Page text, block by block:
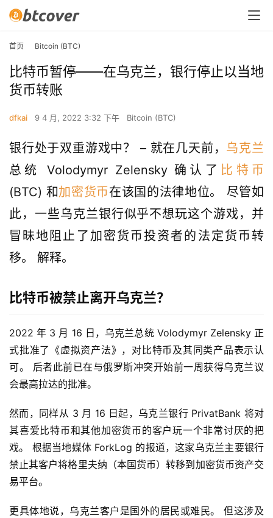
首页 Bitcoin (BTC)
比特币暂停——在乌克兰，银行停止以当地
货币转账
dfkai 9 4 月, 2022 3:32 下午 Bitcoin (BTC)
银行处于双重游戏中？ – 就在几天前， 乌克兰
总统 Volodymyr Zelensky 确认了 比特币
(BTC) 和加密货币在该国的法律地位。 尽管如
此，一些乌克兰银行似乎不想玩这个游戏，并
冒昧地阻止了加密货币投资者的法定货币转
移。 解释。
比特币被禁止离开乌克兰？
2022 年 3 月 16 日，乌克兰总统 Volodymyr Zelensky 正
式批准了《虚拟资产法》，对比特币及其同类产品表示认
可。 后者此前已在与俄罗斯冲突开始前一周获得乌克兰议
会最高拉达的批准。
然而，同样从 3 月 16 日起，乌克兰银行 PrivatBank 将对
其喜爱比特币和其他加密货币的客户玩一个非常讨厌的把
戏。 根据当地媒体 ForkLog 的报道，这家乌克兰主要银行
禁止其客户将格里夫纳（本国货币）转移到加密货币资产交
易平台。
更具体地说，乌克兰客户是国外的居民或难民。 但这涉及